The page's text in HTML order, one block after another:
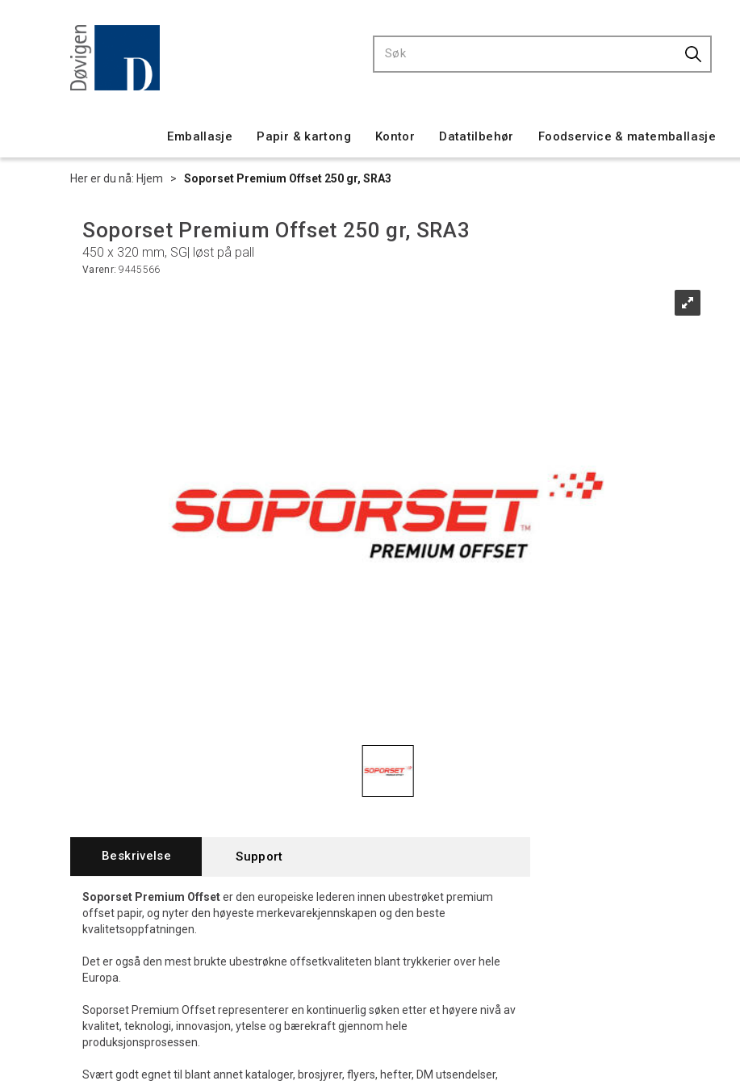
Emballasje Papir & kartong Kontor Datatilbehør Foodservice & matemballasje
Her er du nå: Hjem > Soporset Premium Offset 250 gr, SRA3
Soporset Premium Offset 250 gr, SRA3
450 x 320 mm, SG| løst på pall
Varenr:9445566
Beskrivelse Support
Soporset Premium Offseter den europeiske lederen innen ubestrøket premium
offset papir, og nyter den høyeste merkevarekjennskapen og den beste
kvalitetsoppfatningen.
Det er også den mest brukte ubestrøkne offsetkvaliteten blant trykkerier over hele
Europa.
Soporset Premium Offset representerer en kontinuerlig søken etter et høyere nivå av
kvalitet, teknologi, innovasjon, ytelse og bærekraft gjennom hele
produksjonsprosessen.
Svært godt egnet til blant annet kataloger, brosjyrer, flyers, hefter, DM utsendelser,